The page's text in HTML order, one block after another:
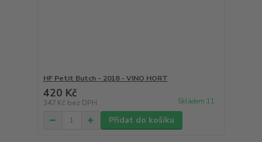
HF Petit Butch - 2018 - VINO HORT
420 Kč
347 Kč bez DPH Skladem 11
Přidat do košíku